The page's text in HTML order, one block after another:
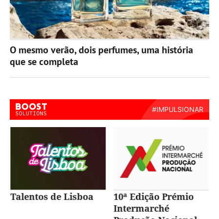
O mesmo verão, dois perfumes, uma história
que se completa
Talentos de Lisboa
10ª Edição Prémio
Intermarché